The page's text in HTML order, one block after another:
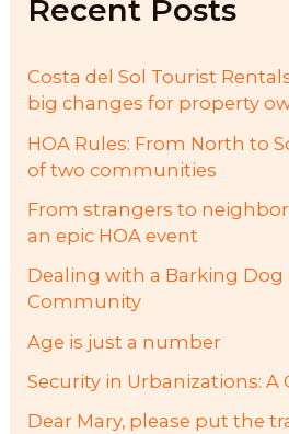
o
Recent Posts
Costa del Sol Tourist
big changes for property
HOA Rules: From North to
of two communities
From strangers to
an epic HOA event
Dealing with a Barking Dog
Community
Age is just a number
Security in Urbanizations: A
Dear Mary, please put the